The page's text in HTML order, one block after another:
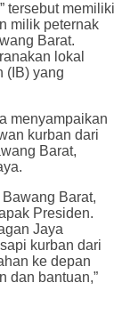
tersebut memiliki
milik peternak
Barat.
lokal
(IB) yang
menyampaikan
kurban dari
Barat,
Barat,
Presiden.
Jaya
kurban dari
ke depan
dan bantuan,”